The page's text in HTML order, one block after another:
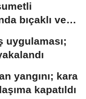
bıçaklı ve
uygulaması;
yangını; kara
kapatıldı